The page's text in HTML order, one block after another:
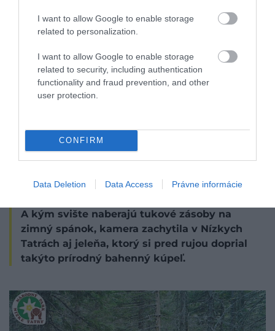
I want to allow Google to enable storage
related to personalization.
I want to allow Google to enable storage
related to security, including authentication
functionality and fraud prevention, and other
user protection.
CONFIRM
Data Deletion Data Access Právne informácie
A kým svište naberajú tukové zásoby na
zimný spánok, kamera zachytila v Nízkych
Tatrách aj jeleňa, ktorý si pred rujou doprial
takýto prírodný bahenný kúpeľ.